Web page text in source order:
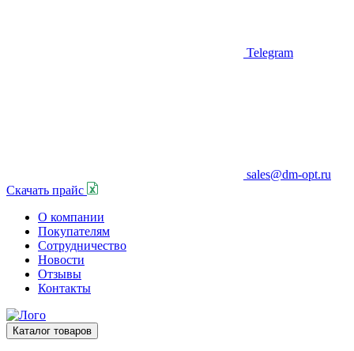
Telegram
sales@dm-opt.ru
Скачать прайс
О компании
Покупателям
Сотрудничество
Новости
Отзывы
Контакты
Каталог товаров